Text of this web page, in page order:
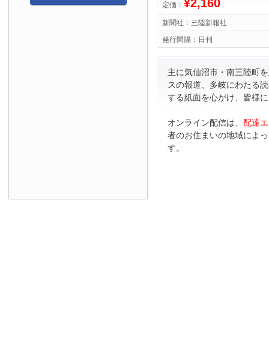
定価： ¥2,160
新聞社： 三陸新報社
発行間隔： 日刊
主に気仙沼市・南三陸町
スの報道、多岐にわたる
する紙面を心がけ、皆様
オンライン配信は、 配達
者のお住まいの地域によ
す。